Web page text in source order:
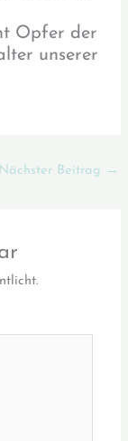
Opfer der
unserer
Nächster Beitrag →